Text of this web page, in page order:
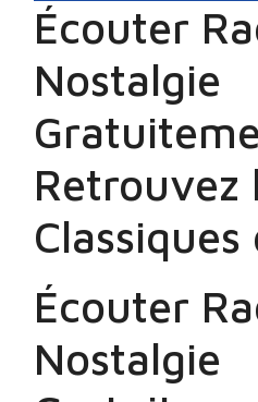
Écouter
Nostalgie
Retrouvez
Classiques
Écouter
Nostalgie